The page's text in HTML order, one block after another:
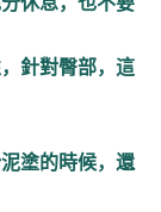
針對臀部，這
塗的時候，還